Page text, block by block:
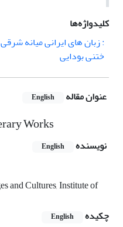
کلیدواژه‌ها
: زبان های ایرانی میانه شرقی
ختنی بودایی
عنوان مقاله English
Works
نویسنده English
and Cultures, Institute of
چکیده
English